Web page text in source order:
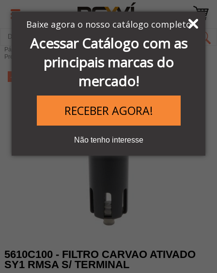
Baixe agora o nosso catálogo completo
Acessar Catálogo com as
principais marcas do
mercado!
RECEBER AGORA!
Não tenho interesse
Página Inicial
LINHA PNEUMÁTICA METAL WORK
Preparação de Ar comprimido
Lubrificadores de ar
-11%
5610C100 - FILTRO CARVAO ATIVADO
SY1 RMSA S/ TERMINAL